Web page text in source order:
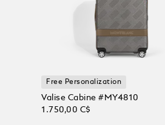
Free Personalization
Valise Cabine #MY4810
1.750,00 C$